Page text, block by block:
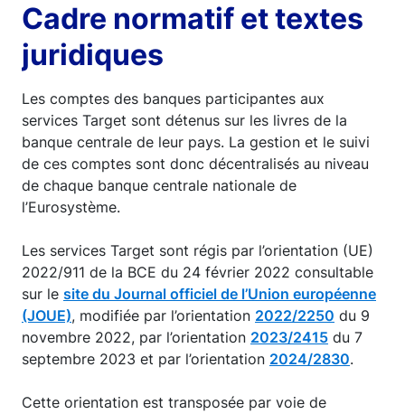
Cadre normatif et textes
juridiques
Les comptes des banques participantes aux
services Target sont détenus sur les livres de la
banque centrale de leur pays. La gestion et le suivi
de ces comptes sont donc décentralisés au niveau
de chaque banque centrale nationale de
l’Eurosystème.
Les services Target sont régis par l’orientation (UE)
2022/911 de la BCE du 24 février 2022 consultable
sur le site du Journal officiel de l’Union européenne
(JOUE), modifiée par l’orientation 2022/2250 du 9
novembre 2022, par l’orientation 2023/2415 du 7
septembre 2023 et par l’orientation 2024/2830.
Cette orientation est transposée par voie de